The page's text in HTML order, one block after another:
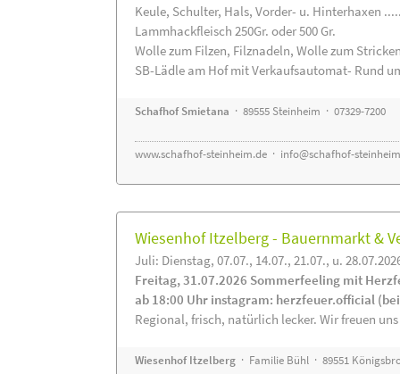
Keule, Schulter, Hals, Vorder- u. Hinterhaxen
Lammhackfleisch 250Gr. oder 500 Gr.
Wolle zum Filzen, Filznadeln, Wolle zum
SB-Lädle am Hof mit Verkaufsautomat- Rund
Schafhof Smietana · 89555 Steinheim · 07329-7200
www.schafhof-steinheim.de · info@schafhof-
Wiesenhof Itzelberg - Bauernmarkt &
Juli: Dienstag, 07.07., 14.07., 21.07., u.
Freitag, 31.07.2026 Sommerfeeling mit
ab 18:00 Uhr instagram: herzfeuer.official
Regional, frisch, natürlich lecker. Wir freuen
Wiesenhof Itzelberg · Familie Bühl · 89551